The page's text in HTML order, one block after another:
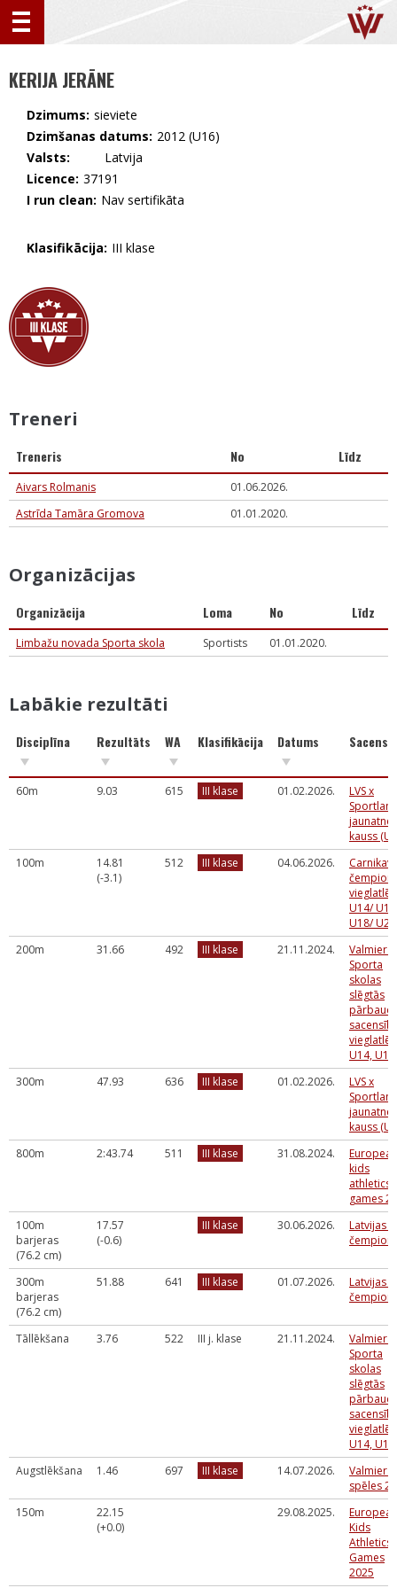
KERIJA JERĀNE
Dzimums: sieviete
Dzimšanas datums: 2012 (U16)
Valsts:
🇱🇻 Latvija
Licence: 37191
I run clean: Nav sertifikāta
Klasifikācija: III klase
Treneri
Treneris No Līdz
Aivars Rolmanis
01.06.2026.
Astrīda Tamāra Gromova
01.01.2020.
Organizācijas
Organizācija Loma No Līdz
Limbažu novada Sporta skola Sportists 01.01.2020.
Labākie rezultāti
Disciplīna Rezultāts WA Klasifikācija Datums
60m 9.03 615 III klase 01.02.2026.
LVS x
jaunatnes
kauss
100m
14.81
(-3.1)
512 III klase 04.06.2026.
U14/
U18/ U20
200m
31.66 492 III klase 21.11.2024.
Sporta
skolas
slēgtās
U14, U16
300m
47.93 636 III klase 01.02.2026.
LVS x
jaunatnes
kauss
800m
2:43.74 511 III klase 31.08.2024.
European
kids
athletics
games
100m
barjeras
(76.2 cm)
17.57
(-0.6)
III klase 30.06.2026.
Latvijas
300m
barjeras
(76.2 cm)
51.88 641 III klase 01.07.2026.
Latvijas
Tāllēkšana 3.76 522 III j. klase 21.11.2024.
Sporta
skolas
slēgtās
U14, U16
Augstlēkšana
1.46 697 III klase 14.07.2026.
spēles
150m
22.15
(+0.0)
29.08.2025.
European
Kids
Athletics
Games
2025